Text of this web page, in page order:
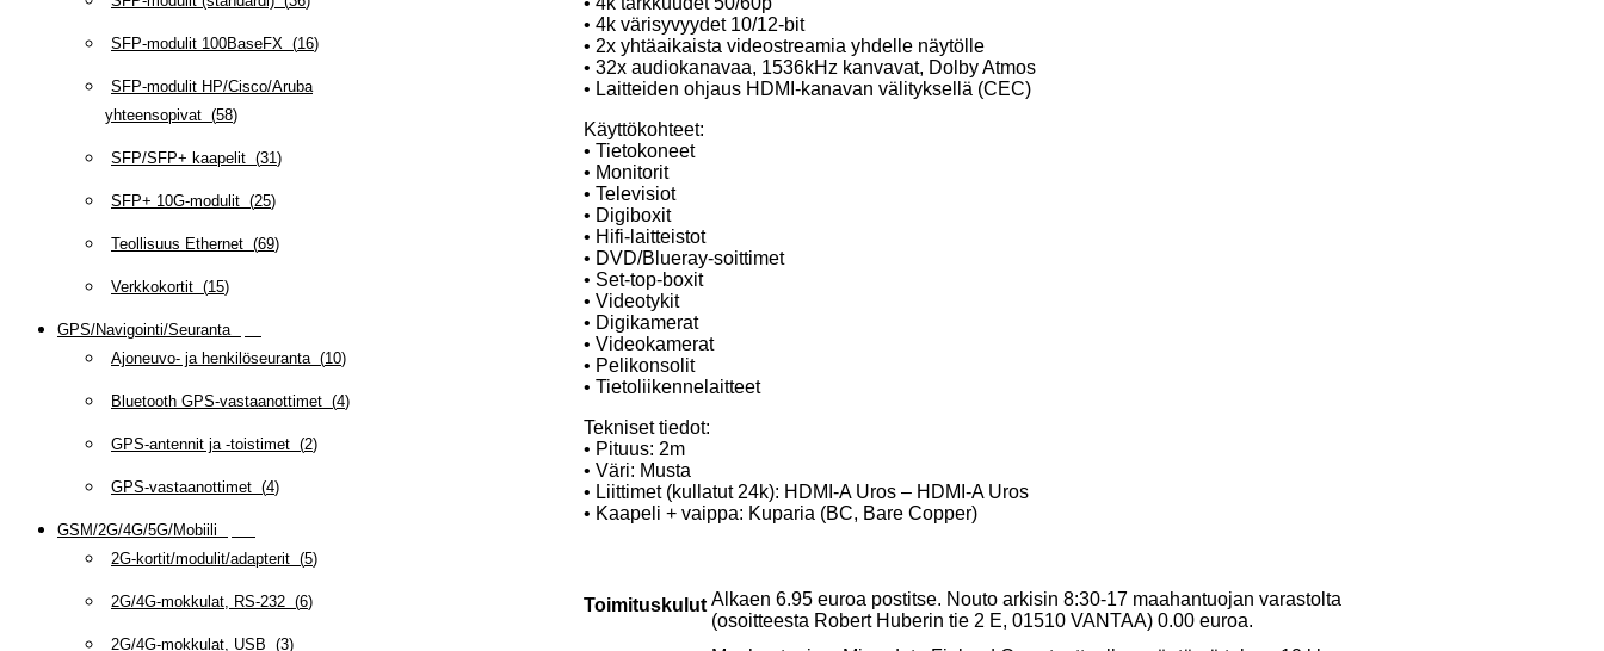
SFP-modulit 100BaseFX (16)
SFP-modulit HP/Cisco/Aruba
yhteensopivat (58)
SFP/SFP+ kaapelit (31)
SFP+ 10G-modulit (25)
Teollisuus Ethernet (69)
Verkkokortit (15)
GPS/Navigointi/Seuranta
Ajoneuvo- ja henkilöseuranta (10)
Bluetooth GPS-vastaanottimet (4)
GPS-antennit ja -toistimet (2)
GPS-vastaanottimet (4)
GSM/2G/4G/5G/Mobiili
2G-kortit/modulit/adapterit (5)
2G/4G-mokkulat, RS-232 (6)
2G/4G-mokkulat, USB (3)
• 4k värisyvyydet 10/12-bit
• 2x yhtäaikaista videostreamia yhdelle näytölle
• 32x audiokanavaa, 1536kHz kanvavat, Dolby Atmos
• Laitteiden ohjaus HDMI-kanavan välityksellä (CEC)
Käyttökohteet:
• Tietokoneet
• Monitorit
• Televisiot
• Digiboxit
• Hifi-laitteistot
• DVD/Blueray-soittimet
• Set-top-boxit
• Videotykit
• Digikamerat
• Videokamerat
• Pelikonsolit
• Tietoliikennelaitteet
Tekniset tiedot:
• Pituus: 2m
• Väri: Musta
• Liittimet (kullatut 24k): HDMI-A Uros – HDMI-A Uros
• Kaapeli + vaippa: Kuparia (BC, Bare Copper)
Toimituskulut Alkaen 6.95 euroa postitse. Nouto arkisin 8:30-17 maahantuojan varastolta
(osoitteesta Robert Huberin tie 2 E, 01510 VANTAA) 0.00 euroa.